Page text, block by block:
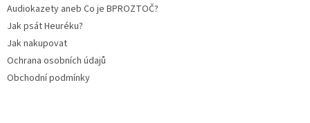
Audiokazety aneb Co je BPROZTOČ?
Jak psát Heuréku?
Jak nakupovat
Ochrana osobních údajů
Obchodní podmínky